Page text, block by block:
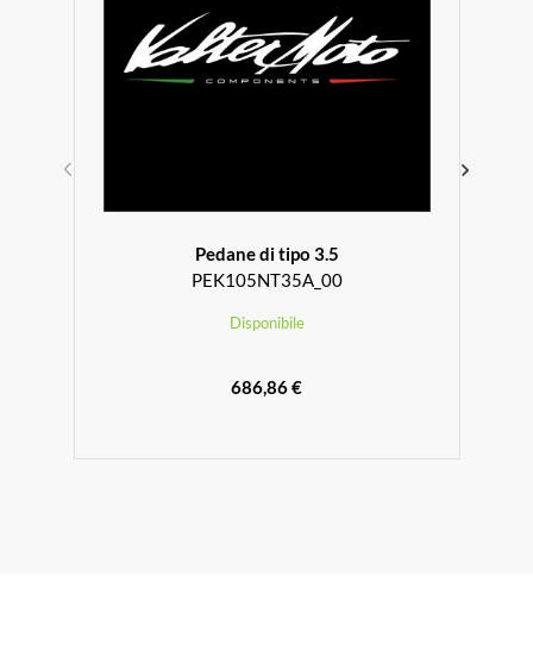
Pedane di tipo 3.5
PEK105NT35A_00
Disponibile
686,86 €